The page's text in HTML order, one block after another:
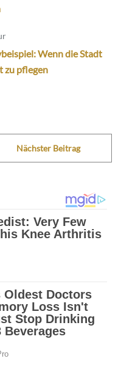
Wenn die Stadt
zu pflegen
Nächster Beitrag